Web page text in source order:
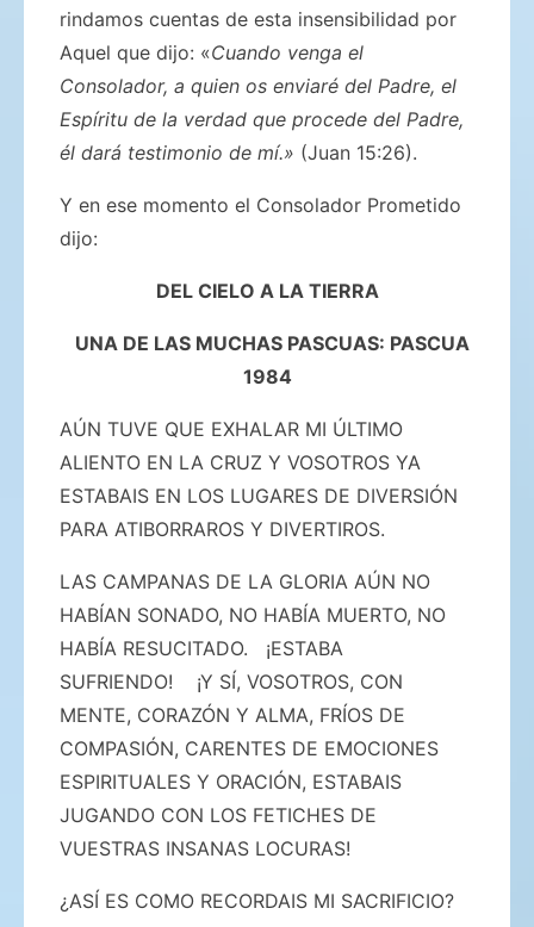
rindamos cuentas de esta insensibilidad por
Aquel que dijo: «Cuando venga el
Consolador, a quien os enviaré del Padre, el
Espíritu de la verdad que procede del Padre,
él dará testimonio de mí.» (Juan 15:26).
Y en ese momento el Consolador Prometido
dijo:
DEL CIELO A LA TIERRA
UNA DE LAS MUCHAS PASCUAS: PASCUA
1984
AÚN TUVE QUE EXHALAR MI ÚLTIMO
ALIENTO EN LA CRUZ Y VOSOTROS YA
ESTABAIS EN LOS LUGARES DE DIVERSIÓN
PARA ATIBORRAROS Y DIVERTIROS.
LAS CAMPANAS DE LA GLORIA AÚN NO
HABÍAN SONADO, NO HABÍA MUERTO, NO
HABÍA RESUCITADO. ¡ESTABA
SUFRIENDO! ¡Y SÍ, VOSOTROS, CON
MENTE, CORAZÓN Y ALMA, FRÍOS DE
COMPASIÓN, CARENTES DE EMOCIONES
ESPIRITUALES Y ORACIÓN, ESTABAIS
JUGANDO CON LOS FETICHES DE
VUESTRAS INSANAS LOCURAS!
¿ASÍ ES COMO RECORDAIS MI SACRIFICIO?